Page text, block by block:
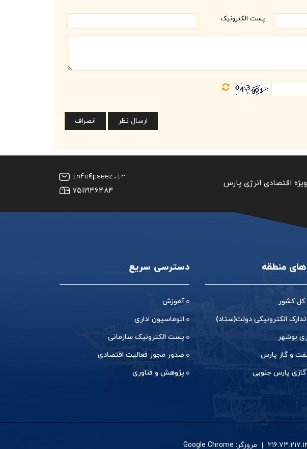
پست الکترونیک
اقتصادی انرژی پارس
۷۵۱۱۹۴۶۴۸۴
منطقه
کل کشور
الکترونیکی دولت(ستاد)
بوشهر
و گاز پارس
پارس جنوبی
دسترسی سریع
آموزش
اتوماسیون اداری
پست الکترونیک سازمانی
صدور مجوز فعالیت اقتصادی
پژوهش و فناوری
مرورگر: Google Chrome